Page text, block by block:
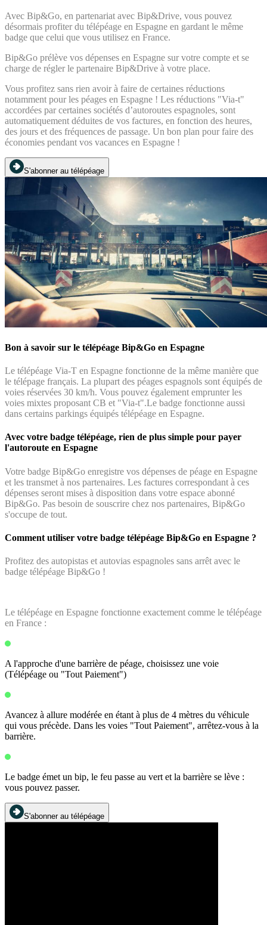
Avec Bip&Go, en partenariat avec Bip&Drive, vous pouvez
désormais profiter du télépéage en Espagne en gardant le même
badge que celui que vous utilisez en France.
Bip&Go prélève vos dépenses en Espagne sur votre compte et se
charge de régler le partenaire Bip&Drive à votre place.
Vous profitez sans rien avoir à faire de certaines réductions
notamment pour les péages en Espagne ! Les réductions "Via-t"
accordées par certaines sociétés d’autoroutes espagnoles, sont
automatiquement déduites de vos factures, en fonction des heures,
des jours et des fréquences de passage. Un bon plan pour faire des
économies pendant vos vacances en Espagne !
S'abonner au télépéage
Bon à savoir sur le télépéage Bip&Go en Espagne
Le télépéage Via-T en Espagne fonctionne de la même manière que
le télépage français. La plupart des péages espagnols sont équipés de
voies réservées 30 km/h. Vous pouvez également emprunter les
voies mixtes proposant CB et "Via-t".Le badge fonctionne aussi
dans certains parkings équipés télépéage en Espagne.
Avec votre badge télépéage, rien de plus simple pour payer
l'autoroute en Espagne
Votre badge Bip&Go enregistre vos dépenses de péage en Espagne
et les transmet à nos partenaires. Les factures correspondant à ces
dépenses seront mises à disposition dans votre espace abonné
Bip&Go. Pas besoin de souscrire chez nos partenaires, Bip&Go
s'occupe de tout.
Comment utiliser votre badge télépéage Bip&Go en Espagne ?
Profitez des autopistas et autovias espagnoles sans arrêt avec le
badge télépéage Bip&Go !
Le télépéage en Espagne fonctionne exactement comme le télépéage
en France :
A l'approche d'une barrière de péage, choisissez une voie
(Télépéage ou "Tout Paiement")
Avancez à allure modérée en étant à plus de 4 mètres du véhicule
qui vous précède. Dans les voies "Tout Paiement", arrêtez-vous à la
barrière.
Le badge émet un bip, le feu passe au vert et la barrière se lève :
vous pouvez passer.
S'abonner au télépéage